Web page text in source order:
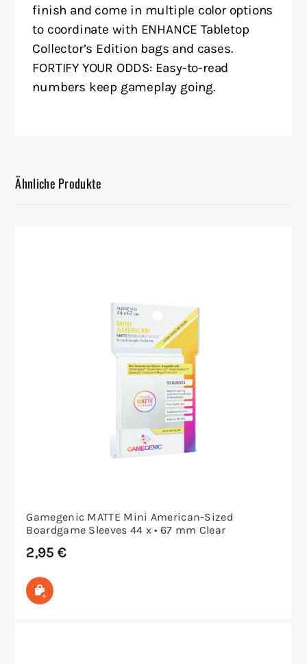
finish and come in multiple color options
to coordinate with ENHANCE Tabletop
Collector’s Edition bags and cases.
FORTIFY YOUR ODDS: Easy-to-read
numbers keep gameplay going.
Ähnliche Produkte
Gamegenic MATTE Mini American-Sized
Boardgame Sleeves 44 x • 67 mm Clear
2,95 €
In den Warenkorb